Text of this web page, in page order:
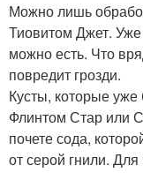
Можно лишь
Тиовитом Джет.
можно есть. Что
повредит грозди.
Кусты, которые
Флинтом Стар или
почете сода,
от серой гнили.